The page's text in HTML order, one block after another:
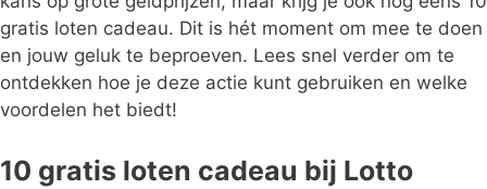
gratis loten cadeau. Dit is hét moment om mee te doen
en jouw geluk te beproeven. Lees snel verder om te
ontdekken hoe je deze actie kunt gebruiken en welke
voordelen het biedt!
10 gratis loten cadeau bij Lotto